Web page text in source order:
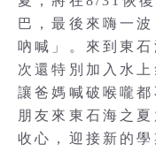
巴，最後來嗨一
吶喊」。來到東
次還特別加入水
讓爸媽喊破喉嚨
朋友來東石海之
收心，迎接新的學